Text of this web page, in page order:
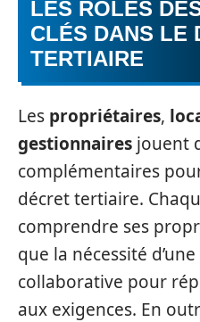
LES RÔLES
CLÉS DANS LE
TERTIAIRE
Les propriétaires,
gestionnaires jouent
complémentaires
décret tertiaire.
comprendre ses
que la nécessité
collaborative pour
aux exigences. En